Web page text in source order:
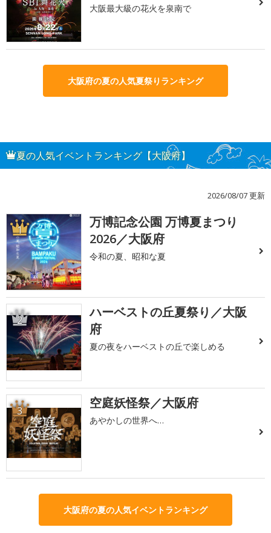
大阪最大級の花火を泉南で
大阪府の夏の人気夏祭りランキング
夏の人気イベントランキング【大阪府】
2026/08/07 更新
1
万博記念公園 万博夏まつり
2026／大阪府
令和の夏、昭和な夏
2
ハーベストの丘夏祭り／大阪
府
夏の夜をハーベストの丘で楽しめる
3 空庭妖怪祭／大阪府
あやかしの世界へ…
大阪府の夏の人気イベントランキング